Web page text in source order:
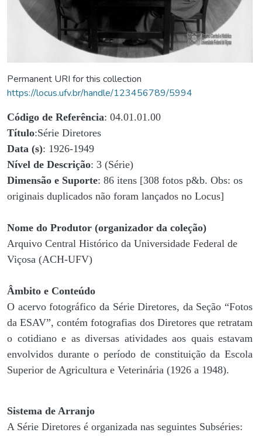
Permanent URI for this collection
https://locus.ufv.br/handle/123456789/5994
Código de Referência: 04.01.01.00
Título:Série Diretores
Data (s): 1926-1949
Nível de Descrição: 3 (Série)
Dimensão e Suporte: 86 itens [308 fotos p&b. Obs: os
originais duplicados não foram lançados no Locus]
Nome do Produtor (organizador da coleção)
Arquivo Central Histórico da Universidade Federal de
Viçosa (ACH-UFV)
Âmbito e Conteúdo
O acervo fotográfico da Série Diretores, da Seção “Fotos
da ESAV”, contém fotografias dos Diretores que retratam
o cotidiano e as diversas atividades aos quais estavam
envolvidos durante o período de constituição da Escola
Superior de Agricultura e Veterinária (1926 a 1948).
Sistema de Arranjo
A Série Diretores é organizada nas seguintes Subséries: